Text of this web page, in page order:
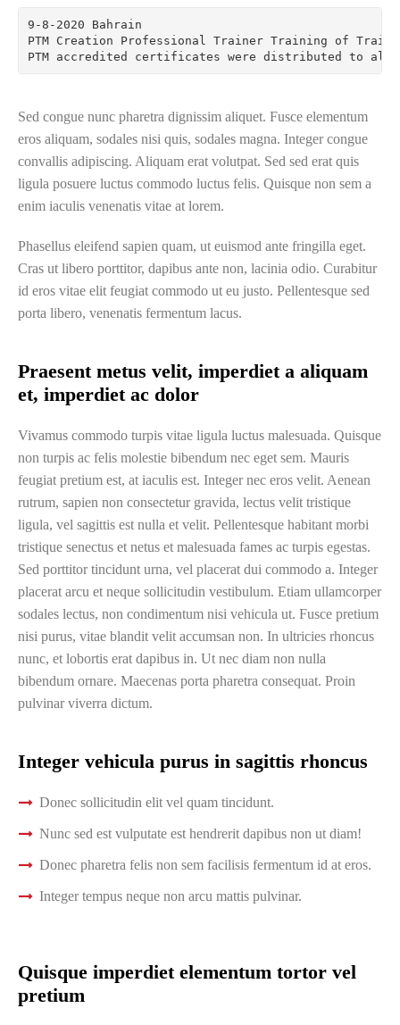
9-8-2020 Bahrain
PTM Creation Professional Trainer Training of
PTM accredited certificates were distributed to all
Sed congue nunc pharetra dignissim aliquet. Fusce elementum
eros aliquam, sodales nisi quis, sodales magna. Integer congue
convallis adipiscing. Aliquam erat volutpat. Sed sed erat quis
ligula posuere luctus commodo luctus felis. Quisque non sem a
enim iaculis venenatis vitae at lorem.
Phasellus eleifend sapien quam, ut euismod ante fringilla eget.
Cras ut libero porttitor, dapibus ante non, lacinia odio. Curabitur
id eros vitae elit feugiat commodo ut eu justo. Pellentesque sed
porta libero, venenatis fermentum lacus.
Praesent metus velit, imperdiet a aliquam
et, imperdiet ac dolor
Vivamus commodo turpis vitae ligula luctus malesuada. Quisque
non turpis ac felis molestie bibendum nec eget sem. Mauris
feugiat pretium est, at iaculis est. Integer nec eros velit. Aenean
rutrum, sapien non consectetur gravida, lectus velit tristique
ligula, vel sagittis est nulla et velit. Pellentesque habitant morbi
tristique senectus et netus et malesuada fames ac turpis egestas.
Sed porttitor tincidunt urna, vel placerat dui commodo a. Integer
placerat arcu et neque sollicitudin vestibulum. Etiam ullamcorper
sodales lectus, non condimentum nisi vehicula ut. Fusce pretium
nisi purus, vitae blandit velit accumsan non. In ultricies rhoncus
nunc, et lobortis erat dapibus in. Ut nec diam non nulla
bibendum ornare. Maecenas porta pharetra consequat. Proin
pulvinar viverra dictum.
Integer vehicula purus in sagittis rhoncus
Donec sollicitudin elit vel quam tincidunt.
Nunc sed est vulputate est hendrerit dapibus non ut diam!
Donec pharetra felis non sem facilisis fermentum id at eros.
Integer tempus neque non arcu mattis pulvinar.
Quisque imperdiet elementum tortor vel
pretium